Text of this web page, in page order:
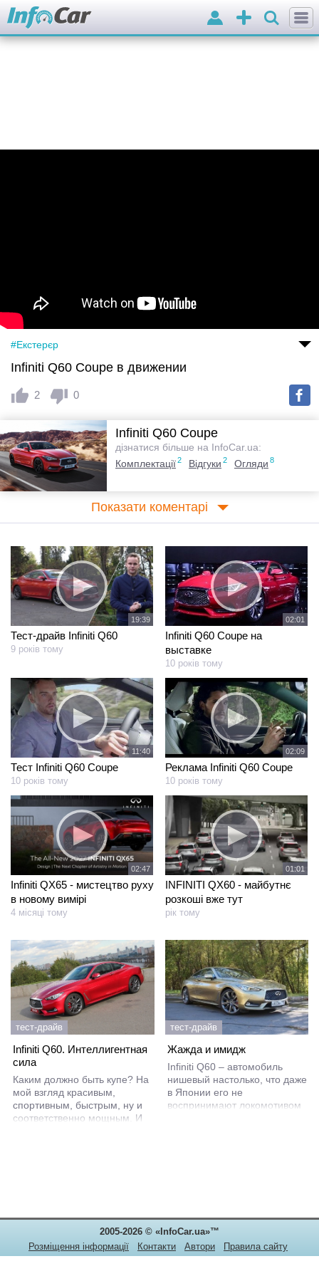
Додати
оголошення
Вхід
#Екстерєр
Infiniti Q60 Coupe в движении
2 0
Infiniti Q60 Coupe
дізнатися більше на InfoCar.ua:
Комплектації2 Відгуки 2 Огляди 8
Показати коментарі
19:39
Тест-драйв Infiniti Q60
9 років тому
02:01
Infiniti Q60 Coupe на
выставке
10 років тому
11:40
Тест Infiniti Q60 Coupe
10 років тому
02:09
Реклама Infiniti Q60 Coupe
10 років тому
02:47
Infiniti QX65 - мистецтво руху
в новому вимірі
4 місяці тому
01:01
INFINITI QX60 - майбутнє
розкоші вже тут
рік тому
тест-драйв
Infiniti Q60. Интеллигентная
сила
Каким должно быть купе? На
мой взгляд красивым,
спортивным, быстрым, ну и
соответственно мощным. И
тест-драйв
Жажда и имидж
Infiniti Q60 – автомобиль
нишевый настолько, что даже
в Японии его не
воспринимают локомотивом
первое десятилетие
двухтысячных.
2005-2026 © «InfoCar.ua»™
Розміщення інформації
Контакти Автори
Правила сайту